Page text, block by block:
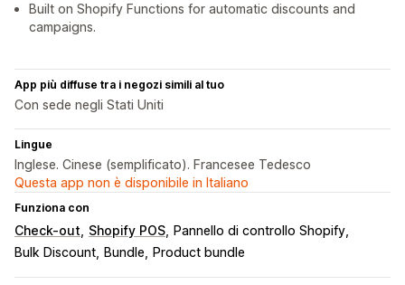
Built on Shopify Functions for automatic discounts and
campaigns.
App più diffuse tra i negozi simili al tuo
Con sede negli Stati Uniti
Lingue
Inglese. Cinese (semplificato). Francesee Tedesco
Questa app non è disponibile in Italiano
Funziona con
Check-out Shopify POS
Pannello di controllo Shopify
Bulk Discount
Bundle Product bundle